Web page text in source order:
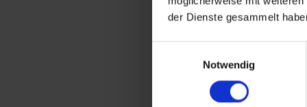
der Dienste gesammelt
Notwendig